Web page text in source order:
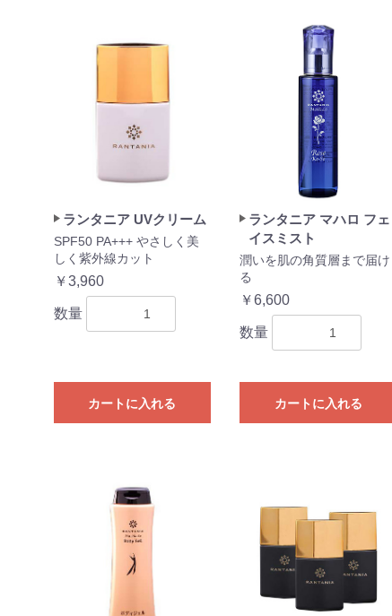
ランタニア UVクリーム
SPF50 PA+++ やさしく美
しく紫外線カット
￥3,960
数量
カートに入れる
ランタニア マハロ フェ
イスミスト
潤いを肌の角質層まで届け
る
￥6,600
数量
カートに入れる